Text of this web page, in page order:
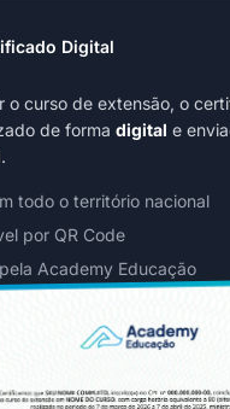
Digital
o curso de extensão, o
de forma digital e
.
todo o território nacional
por QR Code
Academy Educação